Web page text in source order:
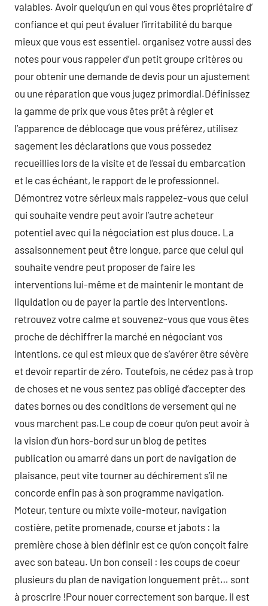
valables. Avoir quelqu’un en qui vous êtes propriétaire d’
confiance et qui peut évaluer l’irritabilité du barque
mieux que vous est essentiel. organisez votre aussi des
notes pour vous rappeler d’un petit groupe critères ou
pour obtenir une demande de devis pour un ajustement
ou une réparation que vous jugez primordial.Définissez
la gamme de prix que vous êtes prêt à régler et
l’apparence de déblocage que vous préférez, utilisez
sagement les déclarations que vous possedez
recueillies lors de la visite et de l’essai du embarcation
et le cas échéant, le rapport de le professionnel.
Démontrez votre sérieux mais rappelez-vous que celui
qui souhaite vendre peut avoir l’autre acheteur
potentiel avec qui la négociation est plus douce. La
assaisonnement peut être longue, parce que celui qui
souhaite vendre peut proposer de faire les
interventions lui-même et de maintenir le montant de
liquidation ou de payer la partie des interventions.
retrouvez votre calme et souvenez-vous que vous êtes
proche de déchiffrer la marché en négociant vos
intentions, ce qui est mieux que de s’avérer être sévère
et devoir repartir de zéro. Toutefois, ne cédez pas à trop
de choses et ne vous sentez pas obligé d’accepter des
dates bornes ou des conditions de versement qui ne
vous marchent pas.Le coup de coeur qu’on peut avoir à
la vision d’un hors-bord sur un blog de petites
publication ou amarré dans un port de navigation de
plaisance, peut vite tourner au déchirement s’il ne
concorde enfin pas à son programme navigation.
Moteur, tenture ou mixte voile-moteur, navigation
costière, petite promenade, course et jabots : la
première chose à bien définir est ce qu’on conçoit faire
avec son bateau. Un bon conseil : les coups de coeur
plusieurs du plan de navigation longuement prêt… sont
à proscrire !Pour nouer correctement son barque, il est